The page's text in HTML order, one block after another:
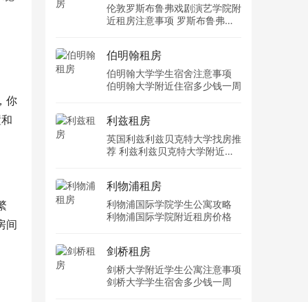
你
间
伦敦罗斯布鲁弗戏剧演艺学院附
近租房注意事项 罗斯布鲁弗戏
伯明翰租房
伯明翰大学学生宿舍注意事项
伯明翰大学附近住宿多少钱一周
利兹租房
英国利兹利兹贝克特大学找房推
荐 利兹利兹贝克特大学附近住
利物浦租房
利物浦国际学院学生公寓攻略
利物浦国际学院附近租房价格
剑桥租房
剑桥大学附近学生公寓注意事项
剑桥大学学生宿舍多少钱一周